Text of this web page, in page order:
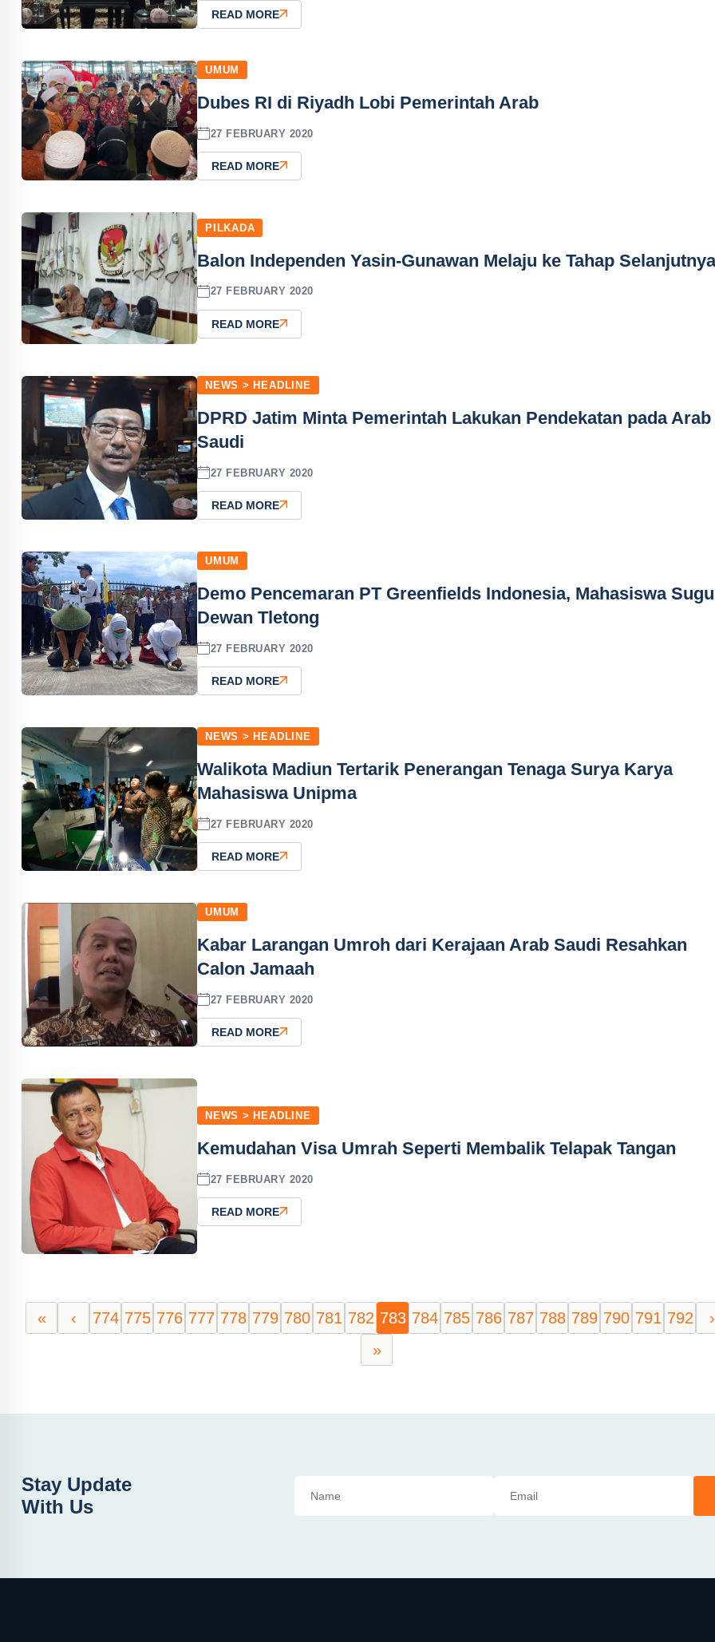
READ MORE
UMUM
Dubes RI di Riyadh Lobi Pemerintah Arab
27 FEBRUARY 2020
READ MORE
PILKADA
Balon Independen Yasin-Gunawan Melaju ke Tahap Selanjutnya
27 FEBRUARY 2020
READ MORE
NEWS > HEADLINE
DPRD Jatim Minta Pemerintah Lakukan Pendekatan pada Arab
Saudi
27 FEBRUARY 2020
READ MORE
UMUM
Demo Pencemaran PT Greenfields Indonesia, Mahasiswa
Dewan Tletong
27 FEBRUARY 2020
READ MORE
NEWS > HEADLINE
Walikota Madiun Tertarik Penerangan Tenaga Surya Karya
Mahasiswa Unipma
27 FEBRUARY 2020
READ MORE
UMUM
Kabar Larangan Umroh dari Kerajaan Arab Saudi Resahkan
Calon Jamaah
27 FEBRUARY 2020
READ MORE
NEWS > HEADLINE
Kemudahan Visa Umrah Seperti Membalik Telapak Tangan
27 FEBRUARY 2020
READ MORE
« ‹ 774 775 776 777 778 779 780 781 782 783 784 785 786 787 788 789 790 791 792
›
»
Stay Update
With Us